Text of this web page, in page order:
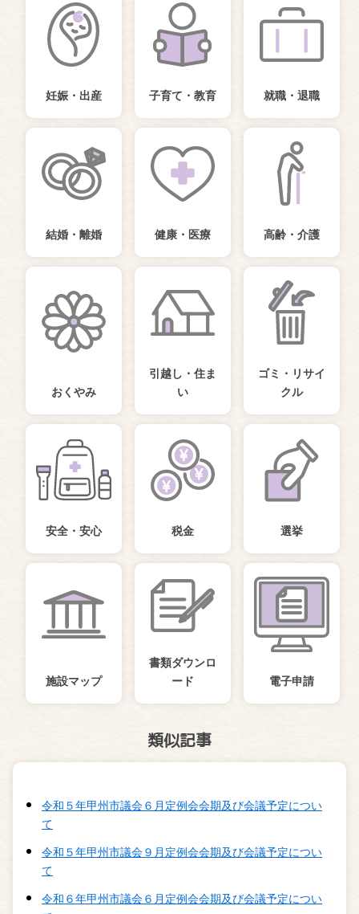
妊娠・出産 子育て・教育 就職・退職
結婚・離婚 健康・医療 高齢・介護
おくやみ
引越し・住ま
い
ゴミ・リサイ
クル
安全・安心 税金 選挙
施設マップ
書類ダウンロ
ード
電子申請
類似記事
令和５年甲州市議会６月定例会会期及び会議予定につい
て
令和５年甲州市議会９月定例会会期及び会議予定につい
て
令和６年甲州市議会６月定例会会期及び会議予定につい